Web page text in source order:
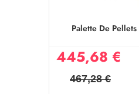
Palette De
445,68 €
467,28 €